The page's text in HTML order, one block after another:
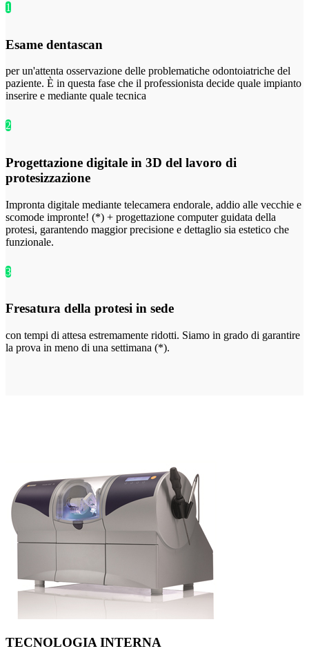
1
Esame dentascan
per un'attenta osservazione delle problematiche odontoiatriche del
paziente. È in questa fase che il professionista decide quale impianto
inserire e mediante quale tecnica
2
Progettazione digitale in 3D del lavoro di
protesizzazione
Impronta digitale mediante telecamera endorale, addio alle vecchie e
scomode impronte! (*) + progettazione computer guidata della
protesi, garantendo maggior precisione e dettaglio sia estetico che
funzionale.
3
Fresatura della protesi in sede
con tempi di attesa estremamente ridotti. Siamo in grado di garantire
la prova in meno di una settimana (*).
TECNOLOGIA INTERNA